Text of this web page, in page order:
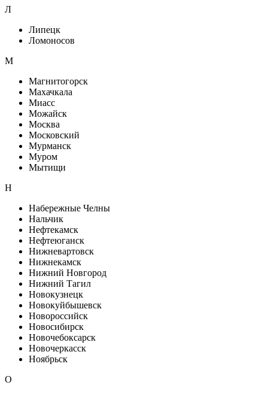
Л
Липецк
Ломоносов
М
Магнитогорск
Махачкала
Миасс
Можайск
Москва
Московский
Мурманск
Муром
Мытищи
Н
Набережные Челны
Нальчик
Нефтекамск
Нефтеюганск
Нижневартовск
Нижнекамск
Нижний Новгород
Нижний Тагил
Новокузнецк
Новокуйбышевск
Новороссийск
Новосибирск
Новочебоксарск
Новочеркасск
Ноябрьск
О